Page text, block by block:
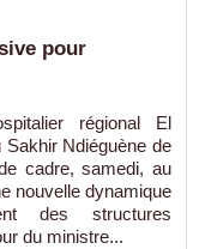
pour
régional El
Sakhir Ndiéguène de
cadre, samedi, au
nouvelle dynamique
des structures
du ministre...